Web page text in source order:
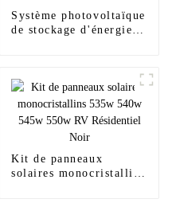
Système photovoltaïque
de stockage d'énergie à
Kit de panneaux
solaires monocristallins